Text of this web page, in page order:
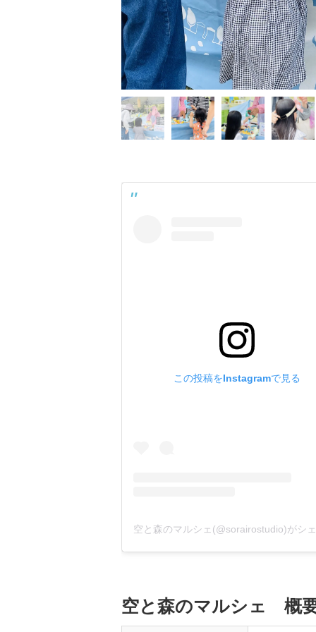
この投稿をInstagramで見る
空と森のマルシェ 概